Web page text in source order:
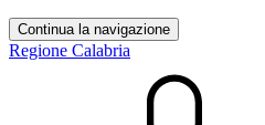
Continua la navigazione
Regione Calabria